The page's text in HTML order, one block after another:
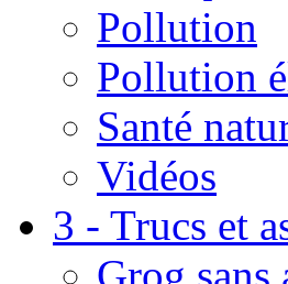
Pollution
Pollution
Santé
Vidéos
3 - Trucs et
Grog sans